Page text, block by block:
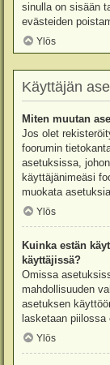
sinulla on sisään
evästeiden
Ylös
Käyttäjän
Miten muutan
Jos olet
foorumin
asetuksissa,
käyttäjänimeäsi
muokata
Ylös
Kuinka estän
käyttäjissä?
Omissa
mahdollisuuden
asetuksen
lasketaan
Ylös